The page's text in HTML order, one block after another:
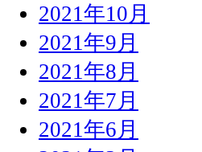
2021年10月
2021年9月
2021年8月
2021年7月
2021年6月